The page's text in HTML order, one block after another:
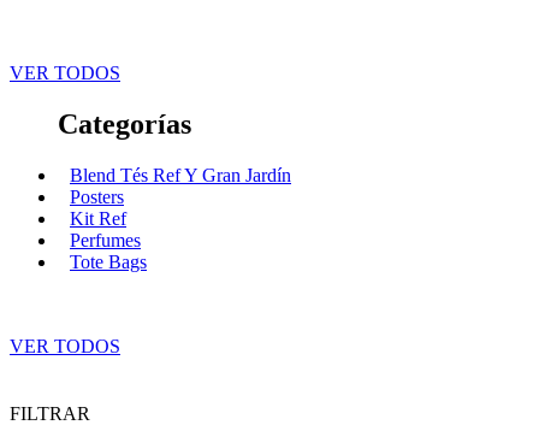
VER TODOS
Categorías
Blend Tés Ref Y Gran Jardín
Posters
Kit Ref
Perfumes
Tote Bags
VER TODOS
FILTRAR